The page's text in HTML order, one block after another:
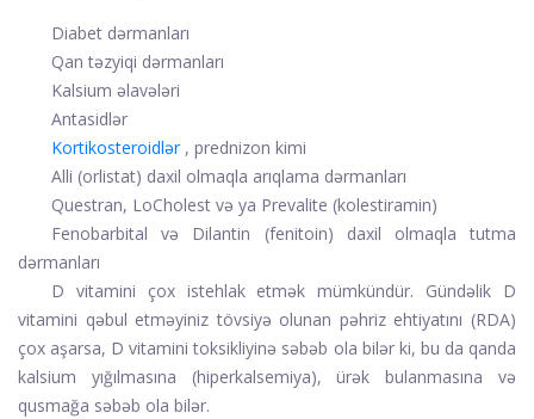
Diabet dərmanları
Qan təzyiqi dərmanları
Kalsium əlavələri
Antasidlər
Kortikosteroidlər , prednizon kimi
Alli (orlistat) daxil olmaqla arıqlama dərmanları
Questran, LoCholest və ya Prevalite (kolestiramin)
Fenobarbital və Dilantin (fenitoin) daxil olmaqla tutma
dərmanları
D vitamini çox istehlak etmək mümkündür. Gündəlik D
vitamini qəbul etməyiniz tövsiyə olunan pəhriz ehtiyatını (RDA)
çox aşarsa, D vitamini toksikliyinə səbəb ola bilər ki, bu da qanda
kalsium yığılmasına (hiperkalsemiya), ürək bulanmasına və
qusmağa səbəb ola bilər.